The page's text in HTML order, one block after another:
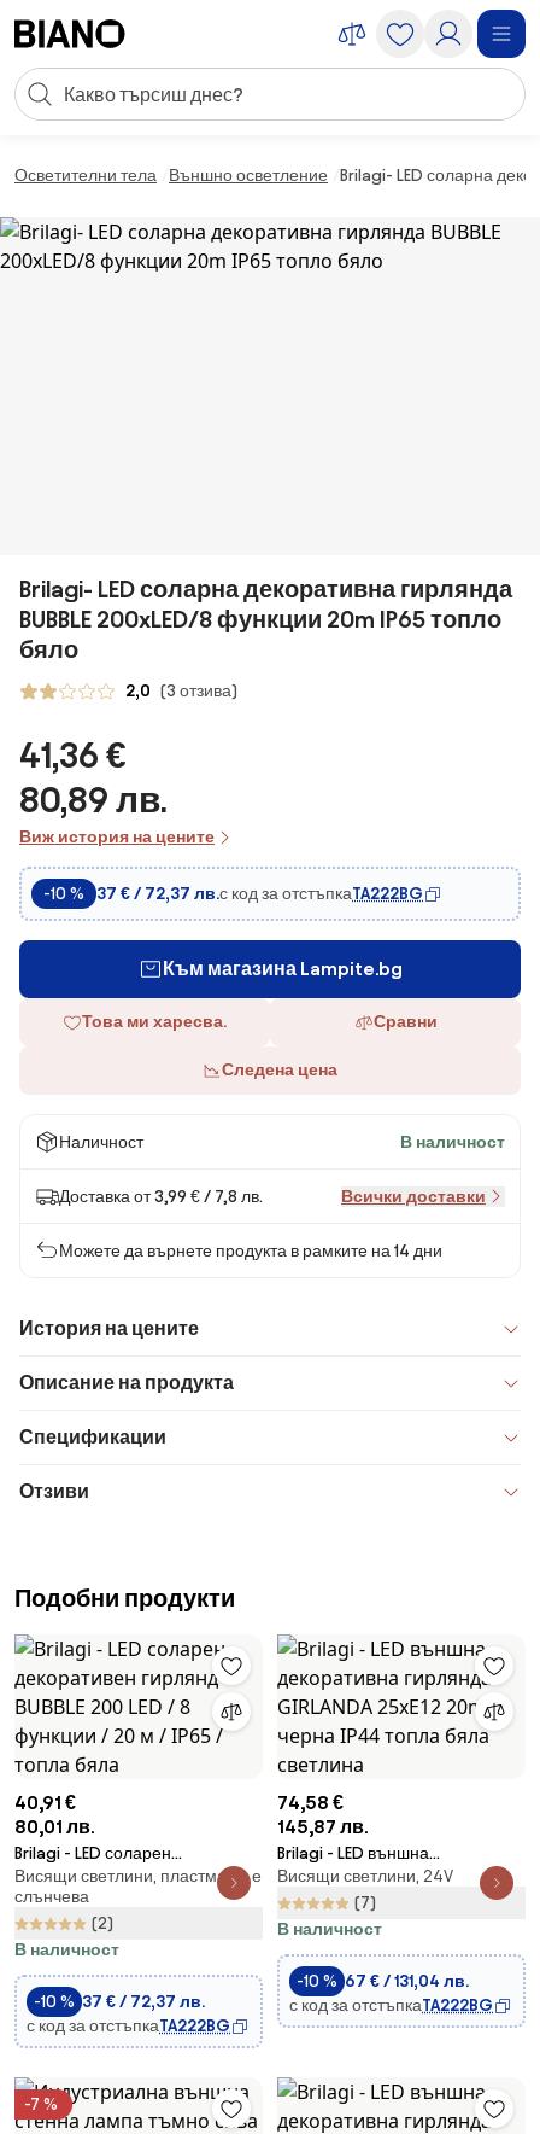
Търсене
Осветителни тела Външно осветление Brilagi- LED соларна
Brilagi- LED соларна декоративна гирлянда
BUBBLE 200xLED/8 функции 20m IP65 топло
бяло
2,0 (3 отзива)
41,36 €
80,89 лв.
Виж история на цените
-10 % 37 € / 72,37 лв.с код за отстъпкаTA222BG
Към магазина Lampite.bg
Това ми харесва. Сравни
Следена цена
Наличност В наличност
Доставка от 3,99 € / 7,8 лв. Всички доставки
Можете да върнете продукта в рамките на 14 дни
История на цените
Описание на продукта
Спецификации
Отзиви
Подобни продукти
40,91 €
80,01 лв.
Brilagi - LED соларен
декоративен гирлянд BUBBLE
200 LED / 8 функции / 20 м /
IP65 / топла бяла
Висящи светлини, пластмаса, е
слънчева
(2)
В наличност
-10 % 37 € / 72,37 лв.
с код за отстъпкаTA222BG
74,58 €
145,87 лв.
Brilagi - LED външна
декоративна гирлянда
GIRLANDA 25xE12 20m черна
IP44 топла бяла светлина
Висящи светлини, 24V
(7)
В наличност
-10 % 67 € / 131,04 лв.
с код за отстъпкаTA222BG
-7 %